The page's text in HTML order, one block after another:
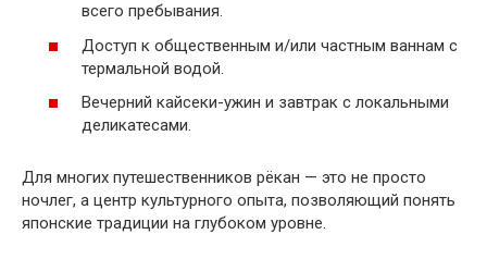
всего пребывания.
Доступ к общественным и/или частным ваннам с
термальной водой.
Вечерний кайсеки-ужин и завтрак с локальными
деликатесами.
Для многих путешественников рёкан — это не просто
ночлег, а центр культурного опыта, позволяющий понять
японские традиции на глубоком уровне.